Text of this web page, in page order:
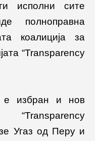
исполни сите
полноправна
коалиција за
“Transparency
е избран и нов
Угаз од Перу и